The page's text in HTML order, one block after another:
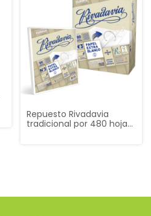
Repuesto Rivadavia
tradicional por 480 hojas